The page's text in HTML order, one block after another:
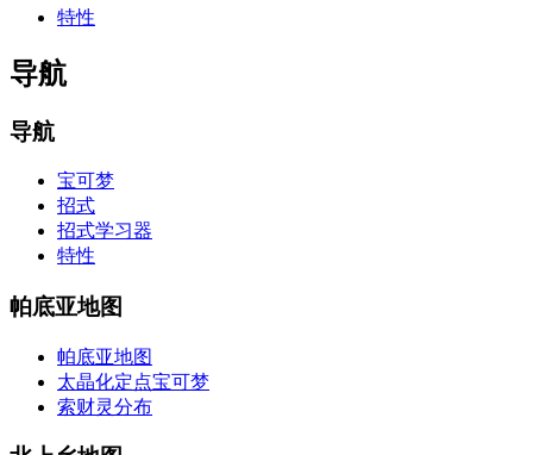
特性
导航
导航
宝可梦
招式
招式学习器
特性
帕底亚地图
帕底亚地图
太晶化定点宝可梦
索财灵分布